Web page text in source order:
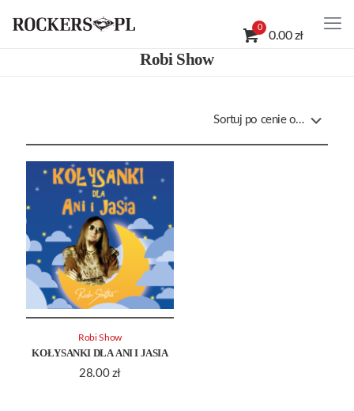
0
0.00 zł
Robi Show
KOŁYSANKI DLA ANI I JASIA
28.00 zł
Robi Show